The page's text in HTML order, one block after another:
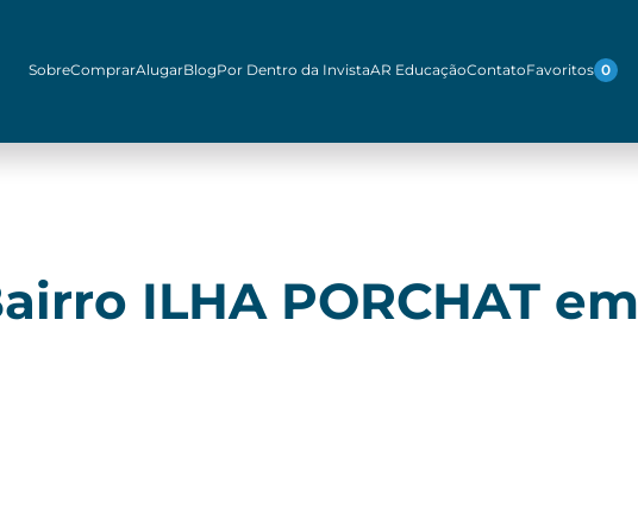
SobreComprarAlugarBlogPor Dentro da InvistaAR EducaçãoContatoFavoritos 0
ILHA PORCHAT em